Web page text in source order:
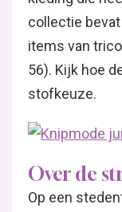
collectie
items van
56). Kijk hoe
stofkeuze.
Over de
Op een